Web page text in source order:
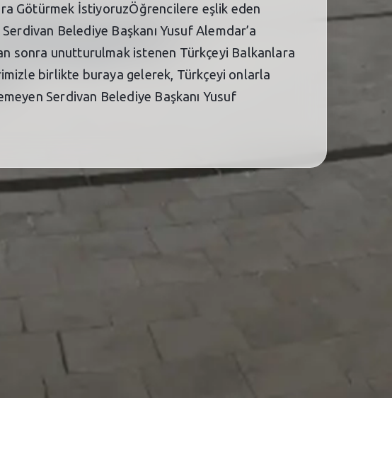
Götürmek İstiyoruzÖğrencilere eşlik eden
Belediye Başkanı Yusuf Alemdar’a
sonra unutturulmak istenen Türkçeyi Balkanlara
birlikte buraya gelerek, Türkçeyi onlarla
Serdivan Belediye Başkanı Yusuf